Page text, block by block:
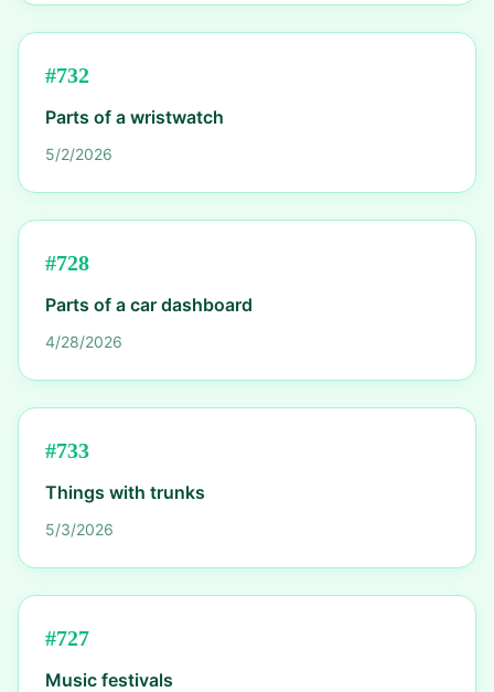
#732
Parts of a wristwatch
5/2/2026
#728
Parts of a car dashboard
4/28/2026
#733
Things with trunks
5/3/2026
#727
Music festivals